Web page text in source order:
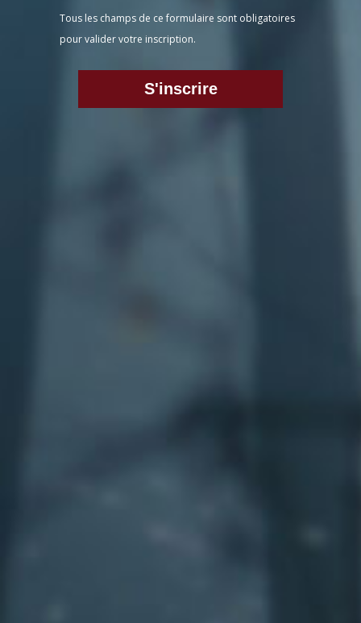
Tous les champs de ce formulaire sont obligatoires
pour valider votre inscription.